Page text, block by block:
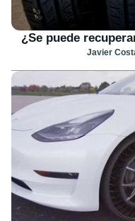
¿Se puede
Javier